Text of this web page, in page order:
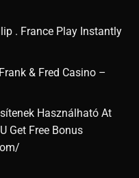
. France Play Instantly
& Fred Casino –
Használható At
Get Free Bonus